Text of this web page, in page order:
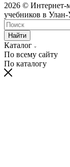
2026 © Интернет-
учебников в Улан-
Найти
Каталог
По всему сайту
По каталогу